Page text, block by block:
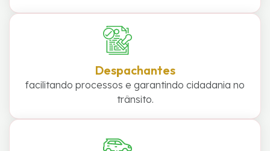
Despachantes
facilitando processos e garantindo cidadania no
trânsito.